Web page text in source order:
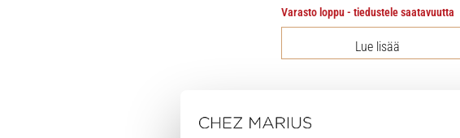
Varasto loppu - tiedustele saatavuutta
Lue lisää